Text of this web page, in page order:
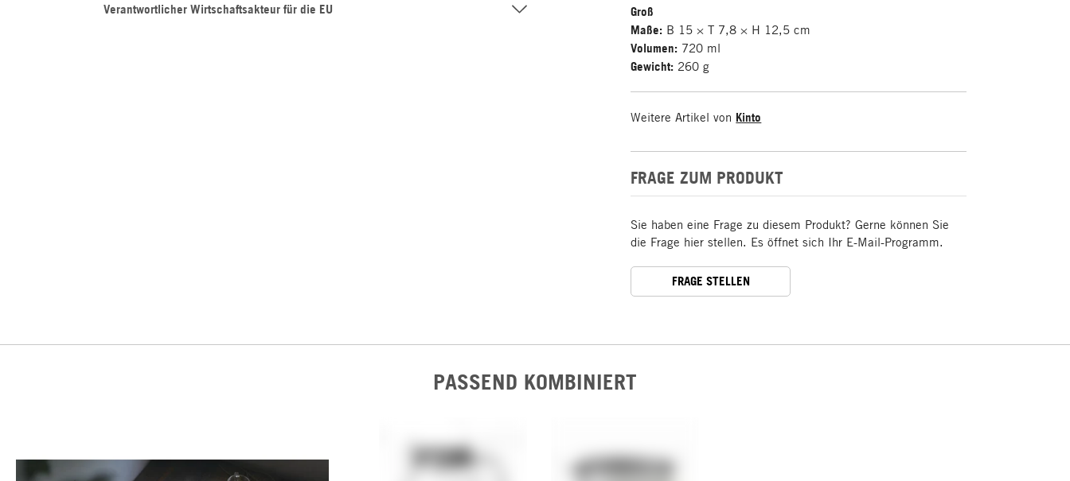
Verantwortlicher Wirtschaftsakteur für die EU
Groß
Maße: B 15 × T 7,8 × H 12,5 cm
Volumen: 720 ml
Gewicht: 260 g
Weitere Artikel von Kinto
FRAGE ZUM PRODUKT
Sie haben eine Frage zu diesem Produkt? Gerne können Sie
die Frage hier stellen. Es öffnet sich Ihr E-Mail-Programm.
FRAGE STELLEN
PASSEND KOMBINIERT